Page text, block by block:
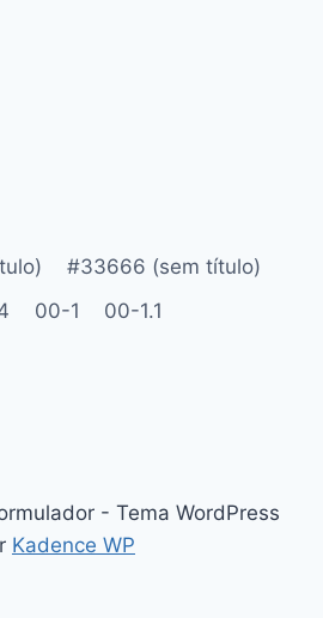
#33666 (sem título)
00-1 00-1.1
- Tema WordPress
Kadence WP